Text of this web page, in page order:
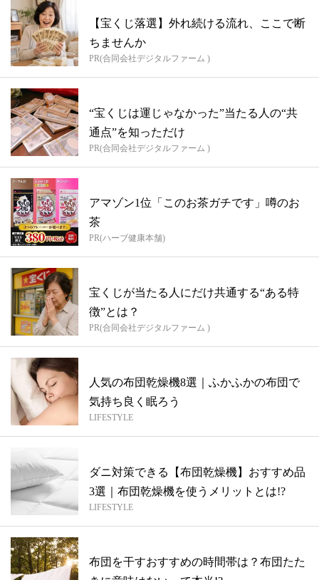
【宝くじ落選】外れ続ける流れ、ここで断
ちませんか
PR(合同会社デジタルファーム )
“宝くじは運じゃなかった”当たる人の“共
通点”を知っただけ
PR(合同会社デジタルファーム )
アマゾン1位「このお茶ガチです」噂のお
茶
PR(ハーブ健康本舗)
宝くじが当たる人にだけ共通する“ある特
徴”とは？
PR(合同会社デジタルファーム )
人気の布団乾燥機8選｜ふかふかの布団で
気持ち良く眠ろう
LIFESTYLE
ダニ対策できる【布団乾燥機】おすすめ品
3選｜布団乾燥機を使うメリットとは!?
LIFESTYLE
布団を干すおすすめの時間帯は？布団たた